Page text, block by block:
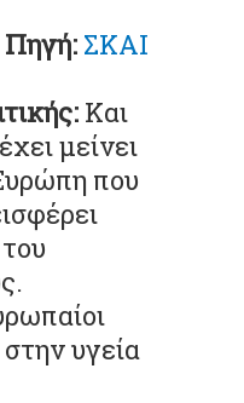
Πηγή: ΣΚΑΙ
Και
μείνει
που
υγεία